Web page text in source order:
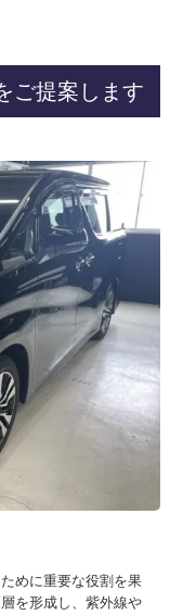
ご提案します
めに重要な役割を果
を形成し、紫外線や